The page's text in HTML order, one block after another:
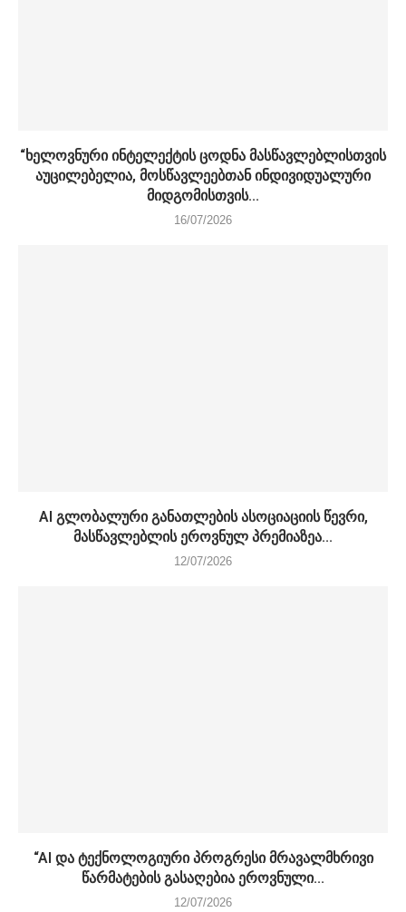
“ხელოვნური ინტელექტის ცოდნა მასწავლებლისთვის
აუცილებელია, მოსწავლეებთან ინდივიდუალური
მიდგომისთვის...
16/07/2026
AI გლობალური განათლების ასოციაციის წევრი,
მასწავლებლის ეროვნულ პრემიაზეა...
12/07/2026
“AI და ტექნოლოგიური პროგრესი მრავალმხრივი
წარმატების გასაღებია ეროვნული...
12/07/2026